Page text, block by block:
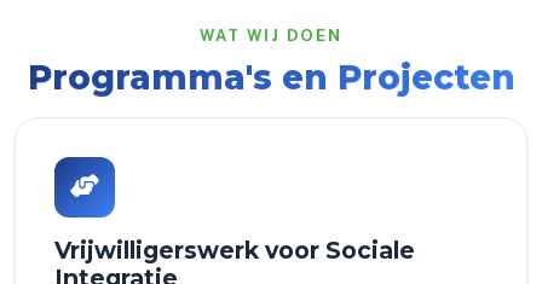
WAT WIJ DOEN
Programma's en Projecten
Vrijwilligerswerk voor Sociale
Integratie